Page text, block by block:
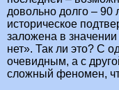
довольно долго – 90
историческое
заложена в
нет». Так ли это? С
очевидным, а с
сложный феномен,